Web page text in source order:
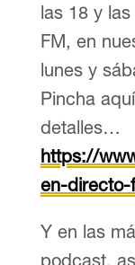
las 18 y
FM, en
lunes y
Pincha
detalles…
https://
en-directo-
Y en las
podcast,